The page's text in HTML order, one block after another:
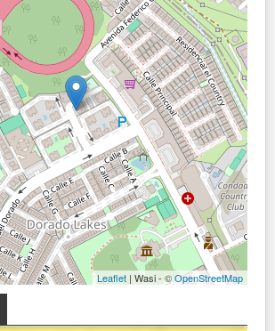
Leaflet | Wasi - ©OpenStreetMap